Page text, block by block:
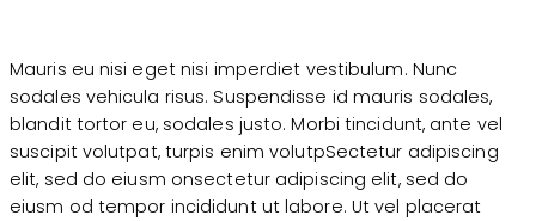
Mauris eu nisi eget nisi imperdiet vestibulum. Nunc
sodales vehicula risus. Suspendisse id mauris sodales,
blandit tortor eu, sodales justo. Morbi tincidunt, ante vel
suscipit volutpat, turpis enim volutpSectetur adipiscing
elit, sed do eiusm onsectetur adipiscing elit, sed do
eiusm od tempor incididunt ut labore. Ut vel placerat